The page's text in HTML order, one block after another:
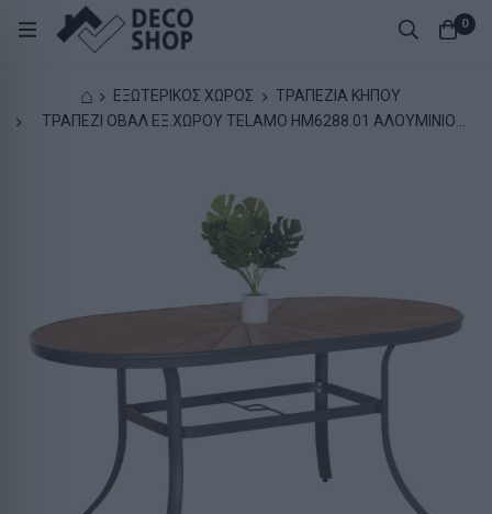
0
⌂ ΕΞΩΤΕΡΙΚΟΣ ΧΩΡΟΣ
ΤΡΑΠΕΖΙΑ ΚΗΠΟΥ
ΤΡΑΠΕΖΙ ΟΒΑΛ ΕΞ.ΧΩΡΟΥ TELAMO HM6288.01 ΑΛΟΥΜΙΝΙΟ